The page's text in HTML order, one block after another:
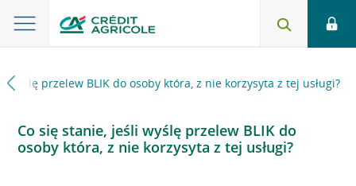
wyślę przelew BLIK do osoby która, z nie korzysyta z tej usługi?
Co się stanie, jeśli wyślę przelew BLIK do
osoby która, z nie korzysyta z tej usługi?